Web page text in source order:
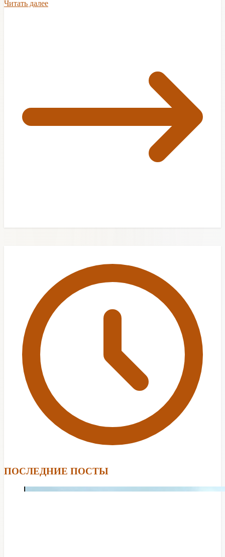
Читать далее
ПОСЛЕДНИЕ ПОСТЫ